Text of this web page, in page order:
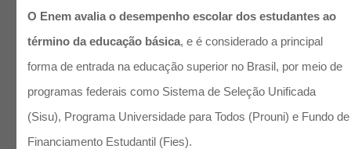
O Enem avalia o desempenho escolar dos estudantes ao
término da educação básica, e é considerado a principal
forma de entrada na educação superior no Brasil, por meio de
programas federais como Sistema de Seleção Unificada
(Sisu), Programa Universidade para Todos (Prouni) e Fundo de
Financiamento Estudantil (Fies).